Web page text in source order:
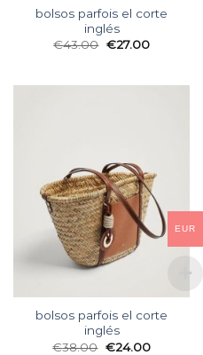
bolsos parfois el corte
inglés
€43.00 €27.00
bolsos parfois el corte
inglés
€38.00 €24.00
EUR